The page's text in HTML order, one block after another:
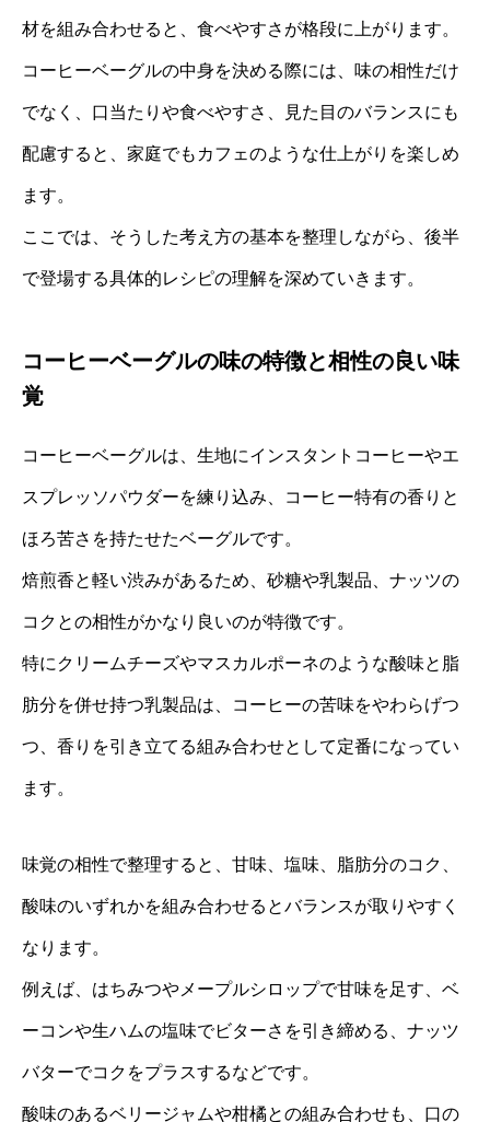
材を組み合わせると、食べやすさが格段に上がります。
コーヒーベーグルの中身を決める際には、味の相性だけ
でなく、口当たりや食べやすさ、見た目のバランスにも
配慮すると、家庭でもカフェのような仕上がりを楽しめ
ます。
ここでは、そうした考え方の基本を整理しながら、後半
で登場する具体的レシピの理解を深めていきます。
コーヒーベーグルの味の特徴と相性の良い味
覚
コーヒーベーグルは、生地にインスタントコーヒーやエ
スプレッソパウダーを練り込み、コーヒー特有の香りと
ほろ苦さを持たせたベーグルです。
焙煎香と軽い渋みがあるため、砂糖や乳製品、ナッツの
コクとの相性がかなり良いのが特徴です。
特にクリームチーズやマスカルポーネのような酸味と脂
肪分を併せ持つ乳製品は、コーヒーの苦味をやわらげつ
つ、香りを引き立てる組み合わせとして定番になってい
ます。
味覚の相性で整理すると、甘味、塩味、脂肪分のコク、
酸味のいずれかを組み合わせるとバランスが取りやすく
なります。
例えば、はちみつやメープルシロップで甘味を足す、ベ
ーコンや生ハムの塩味でビターさを引き締める、ナッツ
バターでコクをプラスするなどです。
酸味のあるベリージャムや柑橘との組み合わせも、口の